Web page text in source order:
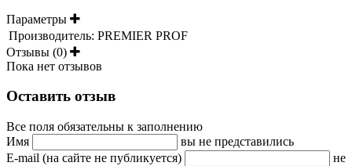
Параметры
Производитель: PREMIER PROF
Отзывы (0)
Пока нет отзывов
Оставить отзыв
Все поля обязательны к заполнению
Имя
вы не представились
E-mail (на сайте не публикуется)
не